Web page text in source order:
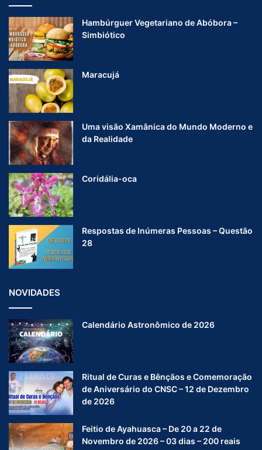
Hambúrguer Vegetariano de Abóbora –
Simbiótico
Maracujá
Uma visão Xamânica do Mundo Moderno e
da Realidade
Coridália-oca
Respostas de Inúmeras Pessoas – Questão
28
NOVIDADES
Calendário Astronômico de 2026
Ritual de Curas e Bênçãos e Comemoração
de Aniversário do CNSC – 12 de Dezembro
de 2026
Feitio de Ayahuasca – De 20 a 22 de
Novembro de 2026 – 03 dias – 200 reais